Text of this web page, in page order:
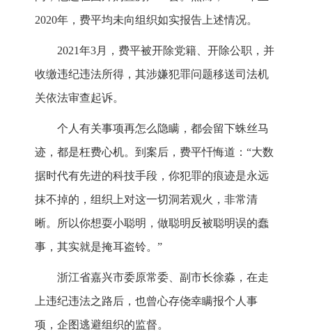
2020年，费平均未向组织如实报告上述情况。
2021年3月，费平被开除党籍、开除公职，并
收缴违纪违法所得，其涉嫌犯罪问题移送司法机
关依法审查起诉。
个人有关事项再怎么隐瞒，都会留下蛛丝马
迹，都是枉费心机。到案后，费平忏悔道：“大数
据时代有先进的科技手段，你犯罪的痕迹是永远
抹不掉的，组织上对这一切洞若观火，非常清
晰。所以你想耍小聪明，做聪明反被聪明误的蠢
事，其实就是掩耳盗铃。”
浙江省嘉兴市委原常委、副市长徐淼，在走
上违纪违法之路后，也曾心存侥幸瞒报个人事
项，企图逃避组织的监督。